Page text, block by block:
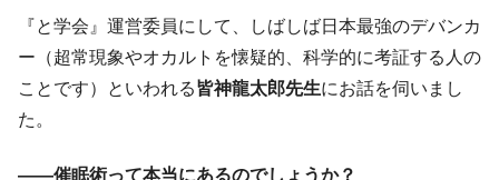
『と学会』運営委員にして、しばしば日本最強のデバンカ
ー（超常現象やオカルトを懐疑的、科学的に考証する人の
ことです）といわれる皆神龍太郎先生にお話を伺いまし
た。
――催眠術って本当にあるのでしょうか？